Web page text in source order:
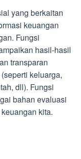
yang berkaitan
keuangan
Fungsi
hasil-hasil
transparan
keluarga,
dll). Fungsi
bahan evaluasi
kita.